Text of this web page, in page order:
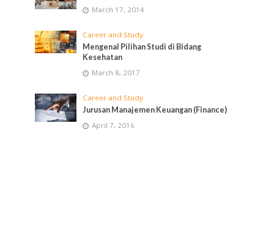
March 17, 2014
Career and Study
Mengenal Pilihan Studi di Bidang
Kesehatan
March 8, 2017
Career and Study
Jurusan Manajemen Keuangan (Finance)
April 7, 2016